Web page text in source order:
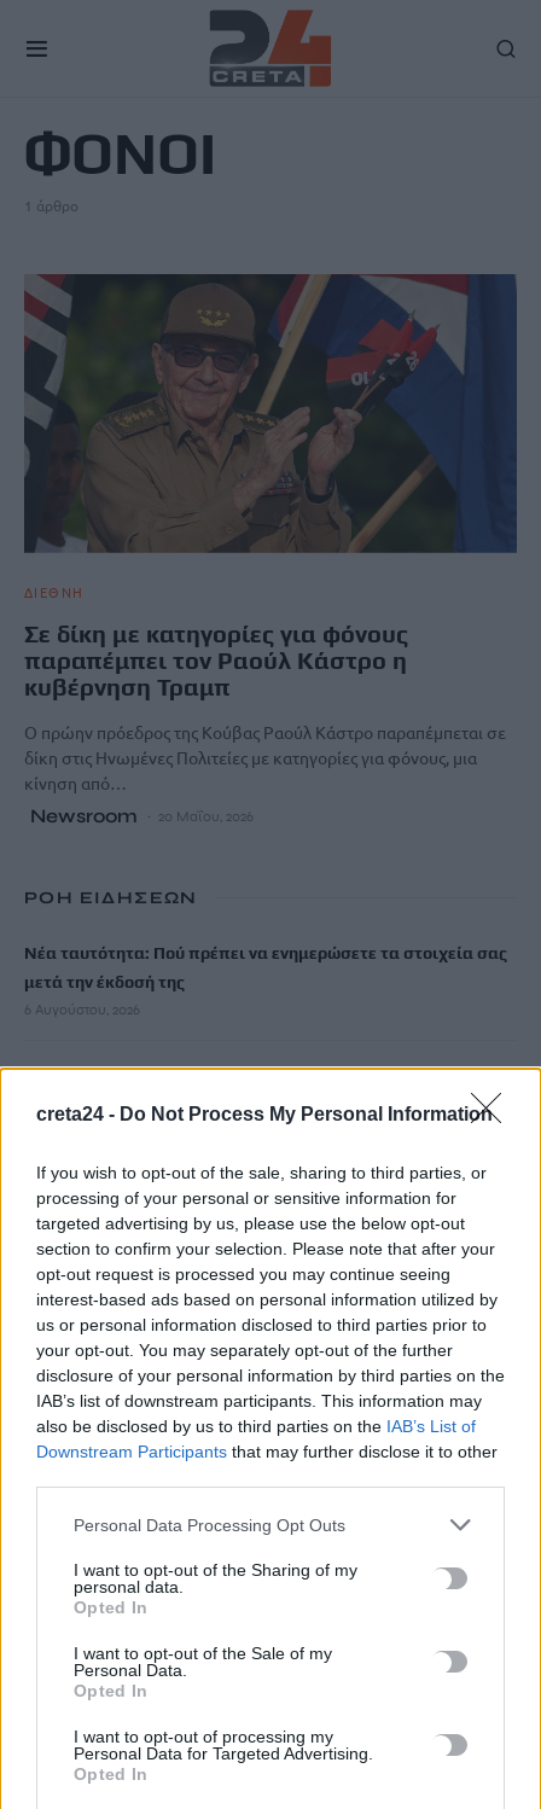
creta24 - Do Not Process My Personal Information
If you wish to opt-out of the sale, sharing to third parties, or
processing of your personal or sensitive information for
targeted advertising by us, please use the below opt-out
section to confirm your selection. Please note that after your
opt-out request is processed you may continue seeing
interest-based ads based on personal information utilized by
us or personal information disclosed to third parties prior to
your opt-out. You may separately opt-out of the further
disclosure of your personal information by third parties on the
IAB’s list of downstream participants. This information may
also be disclosed by us to third parties on the IAB’s List of
Downstream Participants that may further disclose it to other
Personal Data Processing Opt Outs
I want to opt-out of the Sharing of my
personal data.
Opted In
I want to opt-out of the Sale of my
Personal Data.
Opted In
I want to opt-out of processing my
Personal Data for Targeted Advertising.
Opted In
ΦΟΝΟΙ
1 άρθρο
ΔΙΕΘΝΗ
Σε δίκη με κατηγορίες για φόνους
παραπέμπει τον Ραούλ Κάστρο η
κυβέρνηση Τραμπ
Ο πρώην πρόεδρος της Κούβας Ραούλ Κάστρο παραπέμπεται σε
δίκη στις Ηνωμένες Πολιτείες με κατηγορίες για φόνους, μια
κίνηση από…
Newsroom 20 Μαΐου, 2026
ΡΟΗ ΕΙΔΗΣΕΩΝ
Νέα ταυτότητα: Πού πρέπει να ενημερώσετε τα στοιχεία σας
μετά την έκδοσή της
6 Αυγούστου, 2026
κακοσμία
Κάρτα Αγρότη: Τι αλλάζει από 28 Αυγούστου για τις
χρηματοδοτήσεις
6 Αυγούστου, 2026
Νέα χρηματοδότηση 1,5 εκατ. ευρώ για διαπλάτυνση του
Αγιοβασιλιώτικου Παραλιακού Δρόμου
6 Αυγούστου, 2026
Τι δείχνει η ιατροδικαστική εξέταση για τα αίτια θανάτου του
Το Αρκαλοχώρι γιόρτασε τον Προστάτη και Πολιούχο του
6 Αυγούστου, 2026
Παρατείνονται τα προληπτικά μέτρα στην Κρήτη για την
ευλογιά των αιγοπροβάτων